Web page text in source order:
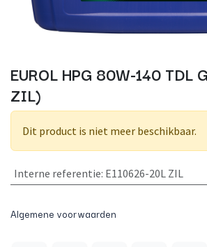
EUROL HPG 80W-140 TDL
ZIL)
Dit product is niet meer beschikbaar.
Interne referentie: E110626-20L ZIL
Algemene voorwaarden